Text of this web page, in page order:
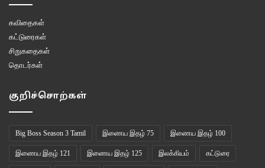
கவிதைகள்
கட்டுரைகள்
சிறுகதைகள்
தொடர்கள்
குறிச்சொற்கள்
Big Boss Season 3 Tamil இணைய இதழ் 75 இணைய இதழ் 100
இணைய இதழ் 121 இணைய இதழ் 125 இலக்கியம் கட்டுரை